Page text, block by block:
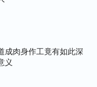
仪表堂堂，不仅说话
随着，那才是道成肉
再回想，主耶稣道成
发表真理，发表神的
成肉身作工竟有如此深
义